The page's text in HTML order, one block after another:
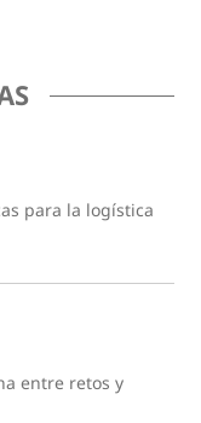
para la logística
entre retos y